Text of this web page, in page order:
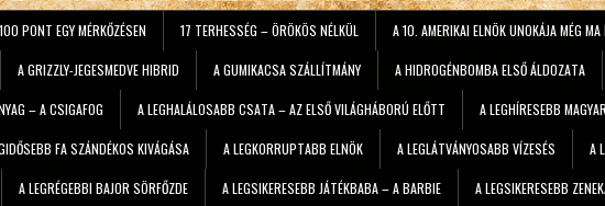
100 PONT EGY MÉRKŐZÉSEN 17 TERHESSÉG – ÖRÖKÖS NÉLKÜL A 10. AMERIKAI ELNÖK UNOKÁJA MÉG MA
A GRIZZLY-JEGESMEDVE HIBRID A GUMIKACSA SZÁLLÍTMÁNY A HIDROGÉNBOMBA ELSŐ ÁLDOZATA
– A CSIGAFOG A LEGHALÁLOSABB CSATA – AZ ELSŐ VILÁGHÁBORÚ ELŐTT A LEGHÍRESEBB
FA SZÁNDÉKOS KIVÁGÁSA A LEGKORRUPTABB ELNÖK A LEGLÁTVÁNYOSABB VÍZESÉS A
A LEGRÉGEBBI BAJOR SÖRFŐZDE A LEGSIKERESEBB JÁTÉKBABA – A BARBIE A LEGSIKERESEBB